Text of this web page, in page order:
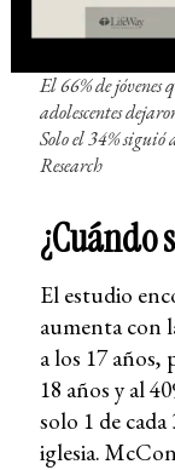
El 66% de jóvenes
adolescentes
Solo el 34%
Research
¿Cuándo
El estudio
aumenta con
a los 17 años,
18 años y al
solo 1 de
iglesia.